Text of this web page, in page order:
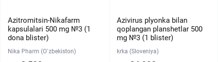
Azitromitsin-Nikafarm
kapsulalari 500 mg №3 (1
dona blister)
Nika Pharm (O`zbekiston)
Azivirus plyonka bilan
qoplangan planshetlar 500
mg №3 (1 blister)
krka (Sloveniya)